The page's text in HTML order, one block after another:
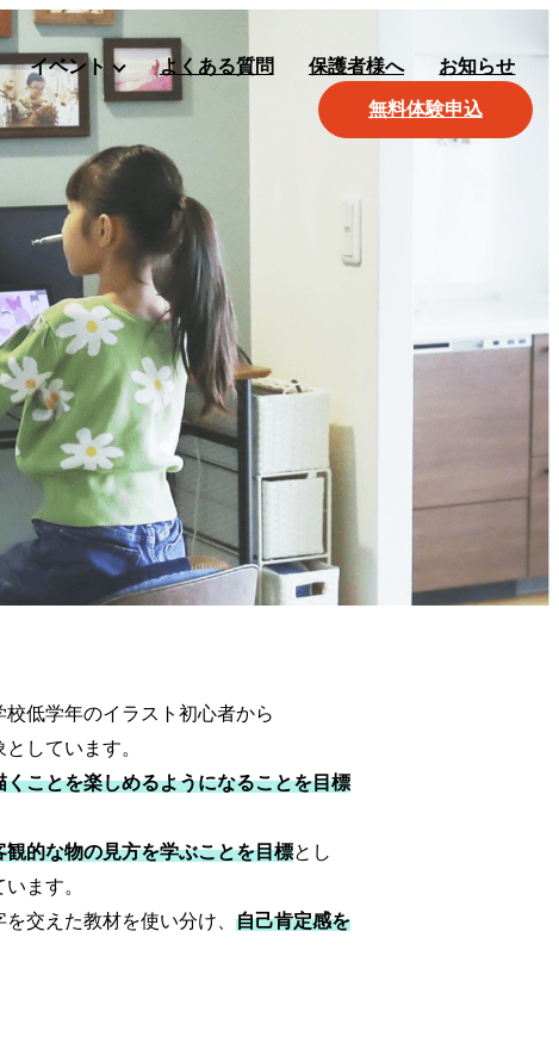
イベント よくある質問 保護者様へ お知らせ
無料体験申込
低学年のイラスト初心者から
しています。
くことを楽しめるようになることを目標
観的な物の見方を学ぶことを目標とし
ます。
交えた教材を使い分け、自己肯定感を